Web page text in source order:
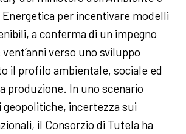
per incentivare modelli
a conferma di un impegno
verso uno sviluppo
il profilo ambientale, sociale ed
produzione. In uno scenario
geopolitiche, incertezza sui
il Consorzio di Tutela ha